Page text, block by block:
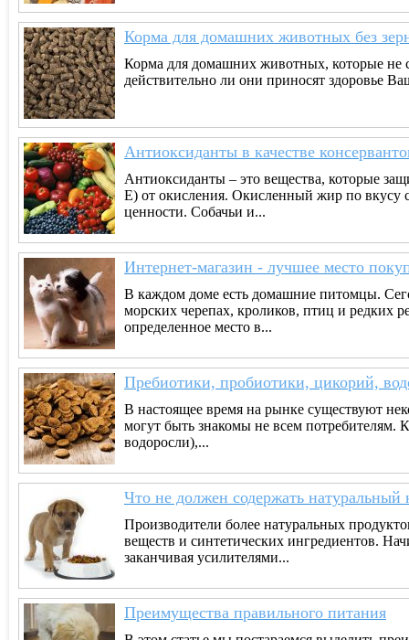
Корма для домашних животных без
Корма для домашних животных, которые не
действительно ли они приносят здоровье
Антиоксиданты в качестве
Антиоксиданты – это вещества, которые
Е) от окисления. Окисленный жир по вкусу
ценности. Собачьи и...
Интернет-магазин - лучшее место
В каждом доме есть домашние питомцы.
морских черепах, кроликов, птиц и редких
определенное место в...
Пребиотики, пробиотики, цикорий,
В настоящее время на рынке существуют
могут быть знакомы не всем
водоросли),...
Что не должен содержать натуральный
Производители более натуральных
веществ и синтетических ингредиентов.
заканчивая усилителями...
Преимущества правильного питания